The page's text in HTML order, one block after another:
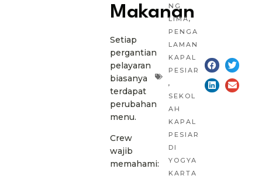
Makanan
Setiap
pergantian
pelayaran
biasanya
terdapat
perubahan
menu.
Crew
wajib
memahami:
NG
LIMA,
PENGA
LAMAN
KAPAL
PESIAR
,
SEKOL
AH
KAPAL
PESIAR
DI
YOGYA
KARTA